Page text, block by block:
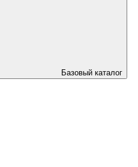
Базовый каталог